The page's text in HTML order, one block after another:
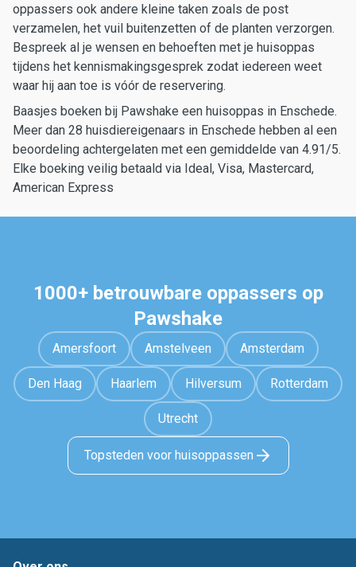
oppassers ook andere kleine taken zoals de post
verzamelen, het vuil buitenzetten of de planten verzorgen.
Bespreek al je wensen en behoeften met je huisoppas
tijdens het kennismakingsgesprek zodat iedereen weet
waar hij aan toe is vóór de reservering.
Baasjes boeken bij Pawshake een huisoppas in Enschede.
Meer dan 28 huisdiereigenaars in Enschede hebben al een
beoordeling achtergelaten met een gemiddelde van 4.91/5.
Elke boeking veilig betaald via Ideal, Visa, Mastercard,
American Express
1000+ betrouwbare oppassers op
Pawshake
Amersfoort Amstelveen Amsterdam
Den Haag Haarlem Hilversum Rotterdam
Utrecht
Topsteden voor huisoppassen